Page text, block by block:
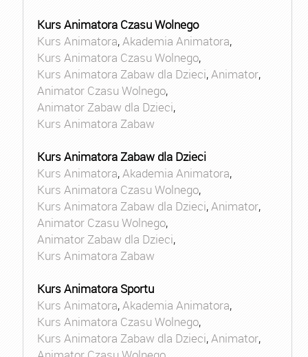
Kurs Animatora Czasu Wolnego
Kurs Animatora,Akademia Animatora,
Kurs Animatora Czasu Wolnego,
Kurs Animatora Zabaw dla Dzieci,Animator,
Animator Czasu Wolnego,
Animator Zabaw dla Dzieci,
Kurs Animatora Zabaw
Kurs Animatora Zabaw dla Dzieci
Kurs Animatora,Akademia Animatora,
Kurs Animatora Czasu Wolnego,
Kurs Animatora Zabaw dla Dzieci,Animator,
Animator Czasu Wolnego,
Animator Zabaw dla Dzieci,
Kurs Animatora Zabaw
Kurs Animatora Sportu
Kurs Animatora,Akademia Animatora,
Kurs Animatora Czasu Wolnego,
Kurs Animatora Zabaw dla Dzieci,Animator,